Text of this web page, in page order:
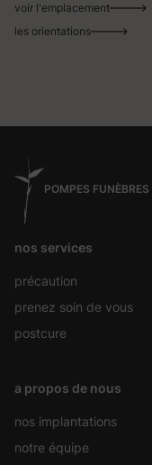
voir l'emplacement
les orientations
POMPES FUNÈBRES
nos services
précaution
prenez soin de vous
postcure
a propos de nous
nos implantations
notre équipe